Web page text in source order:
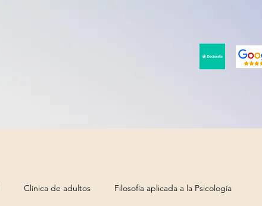
Clínica de adultos Filosofía aplicada a la Psicología